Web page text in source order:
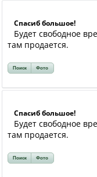
Спасиб большое!
Будет свободное
там продается.
Поиск Фото
Спасиб большое!
Будет свободное
там продается.
Поиск Фото